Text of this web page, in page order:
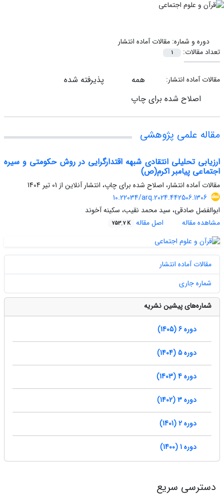
دوره و شماره:مقالات آماده انتشار
تعداد مقالات:
1
مقالات آماده انتشار: همه
پذیرفته شده
اصلاح شده برای چاپ
مقاله علمی پژوهشی
ارزیابی تحلیلی انتقادی شبهه اقتدارگرایی در روش حکومتی و سیره
اجتماعی پیامبر اکرم(ص)
مقالات آماده انتشار، اصلاح شده برای چاپ، انتشار آنلاین از 01 تیر 1404
10.22034/arq.2024.442506.1306
ابوالفضل صادقی، سید محمد نقیب، سکینه آخوند
مشاهده مقاله
اصل مقاله 753.7 K
مقالات آماده انتشار
شماره جاری
شماره‌های پیشین نشریه
دوره 6 (1405)
دوره 5 (1404)
دوره 4 (1403)
دوره 3 (1402)
دوره 2 (1401)
دوره 1 (1400)
دسترسی سریع